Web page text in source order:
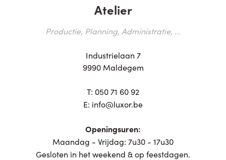
Atelier
Productie, Planning, Administratie, ...
Industrielaan 7
9990 Maldegem
T: 050 71 60 92
E: info@luxor.be
Openingsuren:
Maandag - Vrijdag: 7u30 - 17u30
Gesloten in het weekend & op feestdagen.